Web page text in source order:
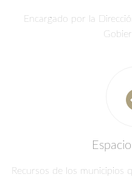
Encargado por la
Recursos de los municipios